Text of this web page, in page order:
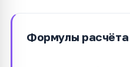
Формулы расчёта